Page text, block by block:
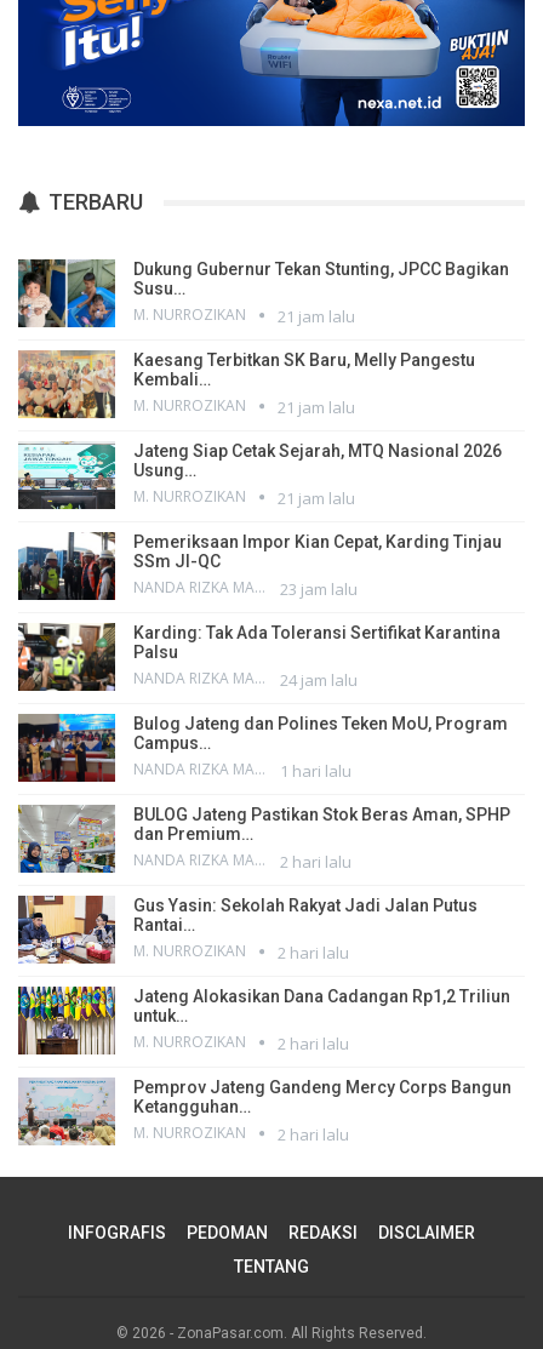
TERBARU
Dukung Gubernur Tekan Stunting, JPCC Bagikan
Susu…
M. NURROZIKAN 21 jam lalu
Kaesang Terbitkan SK Baru, Melly Pangestu
Kembali…
M. NURROZIKAN 21 jam lalu
Jateng Siap Cetak Sejarah, MTQ Nasional 2026
Usung…
M. NURROZIKAN 21 jam lalu
Pemeriksaan Impor Kian Cepat, Karding Tinjau
SSm JI-QC
NANDA RIZKA MAHENDRA 23 jam lalu
Karding: Tak Ada Toleransi Sertifikat Karantina
Palsu
NANDA RIZKA MAHENDRA 24 jam lalu
Bulog Jateng dan Polines Teken MoU, Program
Campus…
NANDA RIZKA MAHENDRA 1 hari lalu
BULOG Jateng Pastikan Stok Beras Aman, SPHP
dan Premium…
NANDA RIZKA MAHENDRA 2 hari lalu
Gus Yasin: Sekolah Rakyat Jadi Jalan Putus
Rantai…
M. NURROZIKAN 2 hari lalu
Jateng Alokasikan Dana Cadangan Rp1,2 Triliun
untuk…
M. NURROZIKAN 2 hari lalu
Pemprov Jateng Gandeng Mercy Corps Bangun
Ketangguhan…
M. NURROZIKAN 2 hari lalu
INFOGRAFIS PEDOMAN REDAKSI
DISCLAIMER
TENTANG
© 2026 - ZonaPasar.com. All Rights Reserved.